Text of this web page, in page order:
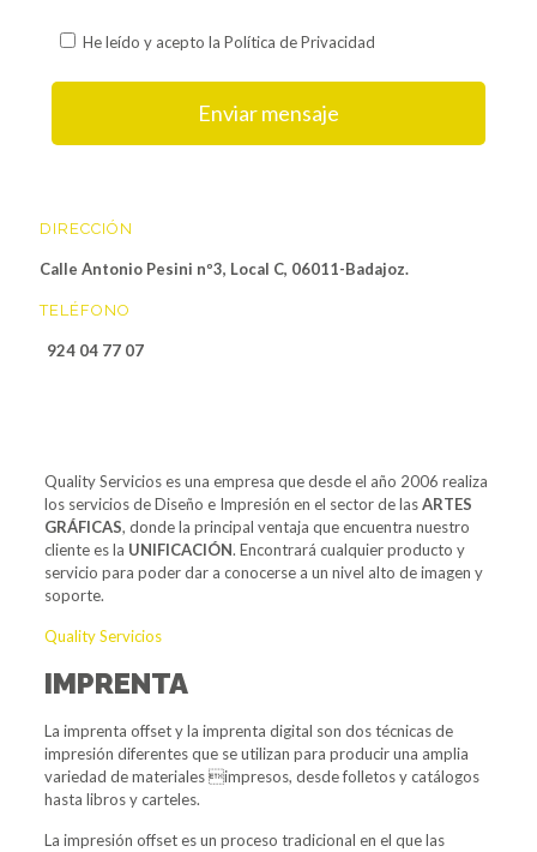
He leído y acepto la Política de Privacidad
DIRECCIÓN
Calle Antonio Pesini nº3, Local C, 06011-Badajoz.
TELÉFONO
924 04 77 07
Quality Servicios es una empresa que desde el año 2006 realiza
los servicios de Diseño e Impresión en el sector de lasARTES
GRÁFICAS, donde la principal ventaja que encuentra nuestro
cliente es la UNIFICACIÓN. Encontrará cualquier producto y
servicio para poder dar a conocerse a un nivel alto de imagen y
soporte.
Quality Servicios
IMPRENTA
La imprenta offset y la imprenta digital son dos técnicas de
impresión diferentes que se utilizan para producir una amplia
variedad de materiales impresos, desde folletos y catálogos
hasta libros y carteles.
La impresión offset es un proceso tradicional en el que las